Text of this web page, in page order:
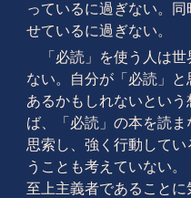
っているに過ぎない。
せているに過ぎない。
「必読」を使う人は
ない。自分が「必読」
あるかもしれないという
ば、「必読」の本を読ま
思索し、強く行動して
うことも考えていない
至上主義者であることに